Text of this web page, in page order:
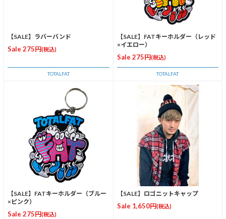
【SALE】ラバーバンド
Sale 275円(税込)
TOTALFAT
【SALE】FATキーホルダー（レッド
×イエロー）
Sale 275円(税込)
TOTALFAT
【SALE】FATキーホルダー（ブルー
×ピンク）
Sale 275円(税込)
【SALE】ロゴニットキャップ
Sale 1,650円(税込)